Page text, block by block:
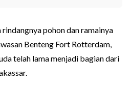
rindangnya pohon dan ramainya
Benteng Fort Rotterdam,
telah lama menjadi bagian dari